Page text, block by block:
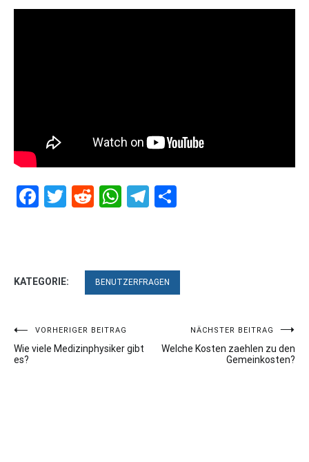
Facebook
Twitter
RedditWhatsApp
Telegram
KATEGORIE: BENUTZERFRAGEN
Beitragsnavigation
VORHERIGER BEITRAG
Wie viele Medizinphysiker gibt
es?
NÄCHSTER BEITRAG
Welche Kosten zaehlen zu den
Gemeinkosten?